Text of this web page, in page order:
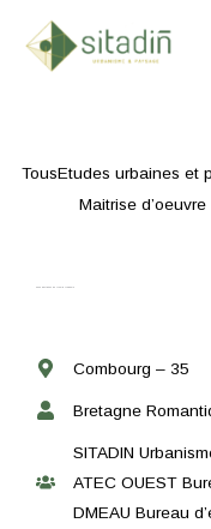
contenu
TousEtudes urbaines et
Maitrise d’oeuvre
Combourg – 35
Bretagne
SITADIN
ATEC OUEST
DMEAU Bureau